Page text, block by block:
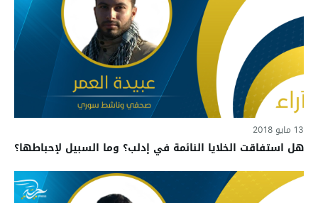
13 مايو 2018
هل استفاقت الخلايا النائمة في إدلب؟ وما السبيل لإحباطها؟